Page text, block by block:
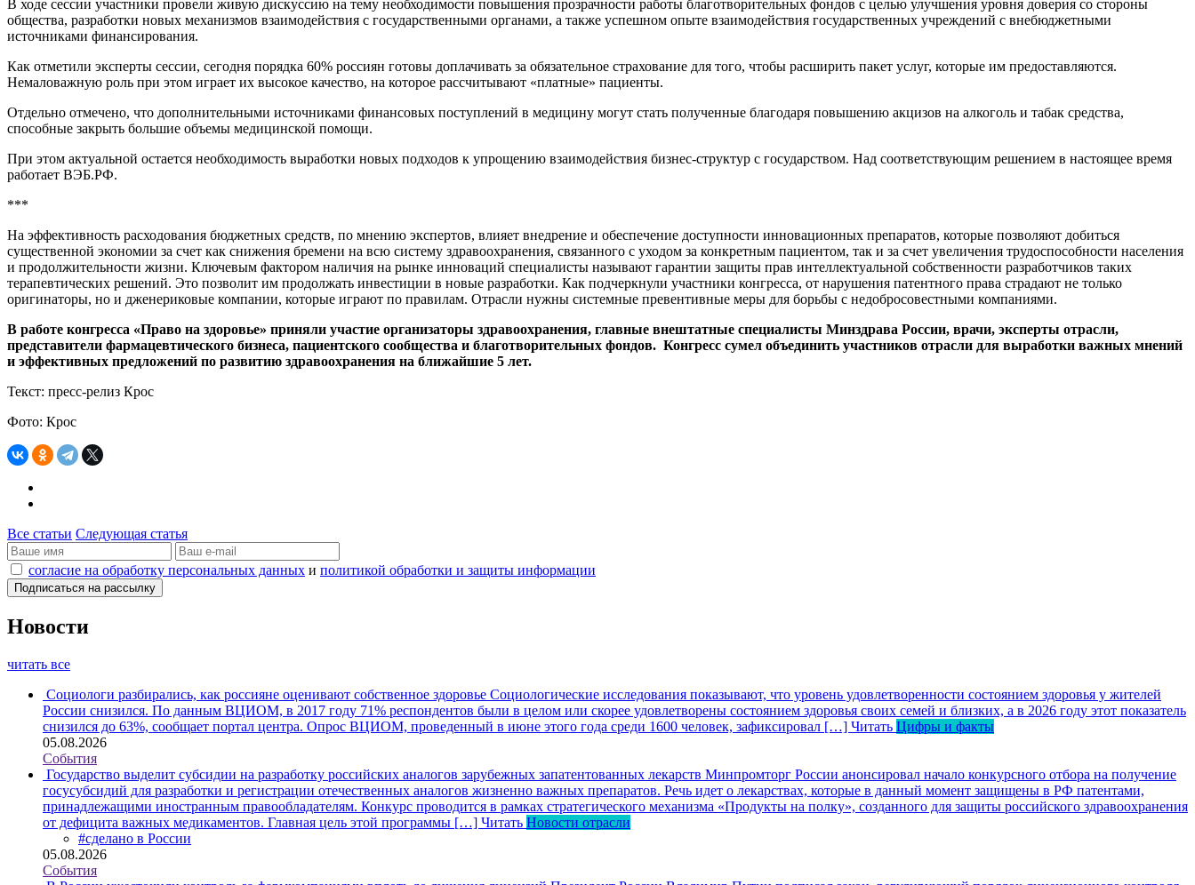
В ходе сессии участники провели живую дискуссию на тему необходимости повышения прозрачности работы благотворительных фондов с целью улучшения уровня доверия со стороны
общества, разработки новых механизмов взаимодействия с государственными органами, а также успешном опыте взаимодействия государственных учреждений с внебюджетными
источниками финансирования.
Как отметили эксперты сессии, сегодня порядка 60% россиян готовы доплачивать за обязательное страхование для того, чтобы расширить пакет услуг, которые им предоставляются.
Немаловажную роль при этом играет их высокое качество, на которое рассчитывают «платные» пациенты.
Отдельно отмечено, что дополнительными источниками финансовых поступлений в медицину могут стать полученные благодаря повышению акцизов на алкоголь и табак средства,
способные закрыть большие объемы медицинской помощи.
При этом актуальной остается необходимость выработки новых подходов к упрощению взаимодействия бизнес-структур с государством. Над соответствующим решением в настоящее время
работает ВЭБ.РФ.
***
На эффективность расходования бюджетных средств, по мнению экспертов, влияет внедрение и обеспечение доступности инновационных препаратов, которые позволяют добиться
существенной экономии за счет как снижения бремени на всю систему здравоохранения, связанного с уходом за конкретным пациентом, так и за счет увеличения трудоспособности населения
и продолжительности жизни. Ключевым фактором наличия на рынке инноваций специалисты называют гарантии защиты прав интеллектуальной собственности разработчиков таких
терапевтических решений. Это позволит им продолжать инвестиции в новые разработки. Как подчеркнули участники конгресса, от нарушения патентного права страдают не только
оригинаторы, но и дженериковые компании, которые играют по правилам. Отрасли нужны системные превентивные меры для борьбы с недобросовестными компаниями.
В работе конгресса «Право на здоровье» приняли участие организаторы здравоохранения, главные внештатные специалисты Минздрава России, врачи, эксперты отрасли,
представители фармацевтического бизнеса, пациентского сообщества и благотворительных фондов. Конгресс сумел объединить участников отрасли для выработки важных мнений
и эффективных предложений по развитию здравоохранения на ближайшие 5 лет.
Текст: пресс-релиз Крос
Фото: Крос
Все статьи Следующая статья
согласие на обработку персональных данных и политикой обработки и защиты информации
Новости
читать все
Социологи разбирались, как россияне оценивают собственное здоровье Социологические исследования показывают, что уровень удовлетворенности состоянием здоровья у жителей
России снизился. По данным ВЦИОМ, в 2017 году 71% респондентов были в целом или скорее удовлетворены состоянием здоровья своих семей и близких, а в 2026 году этот показатель
снизился до 63%, сообщает портал центра. Опрос ВЦИОМ, проведенный в июне этого года среди 1600 человек, зафиксировал […] Читать Цифры и факты
05.08.2026
События
Государство выделит субсидии на разработку российских аналогов зарубежных запатентованных лекарств Минпромторг России анонсировал начало конкурсного отбора на получение
госусубсидий для разработки и регистрации отечественных аналогов жизненно важных препаратов. Речь идет о лекарствах, которые в данный момент защищены в РФ патентами,
принадлежащими иностранным правообладателям. Конкурс проводится в рамках стратегического механизма «Продукты на полку», созданного для защиты российского здравоохранения
от дефицита важных медикаментов. Главная цель этой программы […] Читать Новости отрасли
#сделано в России
05.08.2026
События